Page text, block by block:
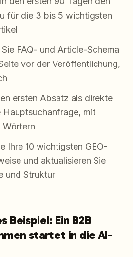
für die 3 bis 5 wichtigsten
FAQ- und Article-Schema
vor der Veröffentlichung,
ersten Absatz als direkte
mit
Wörtern
Ihre 10 wichtigsten GEO-
und aktualisieren Sie
und Struktur
Beispiel: Ein B2B
startet in die AI-